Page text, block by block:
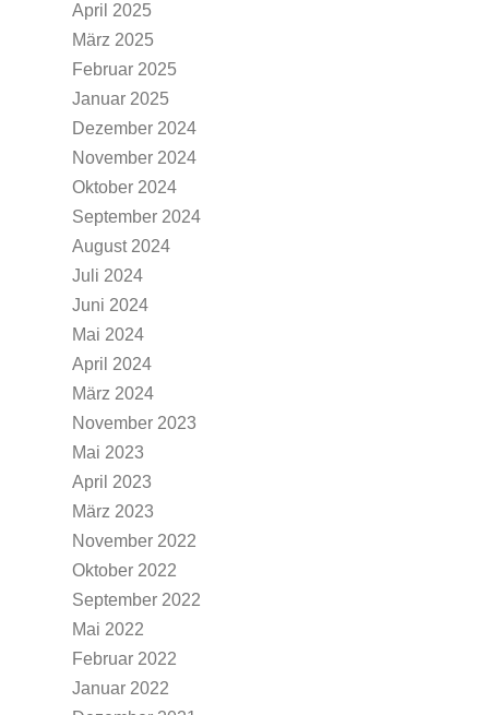
April 2025
März 2025
Februar 2025
Januar 2025
Dezember 2024
November 2024
Oktober 2024
September 2024
August 2024
Juli 2024
Juni 2024
Mai 2024
April 2024
März 2024
November 2023
Mai 2023
April 2023
März 2023
November 2022
Oktober 2022
September 2022
Mai 2022
Februar 2022
Januar 2022